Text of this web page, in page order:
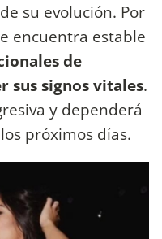
su evolución. Por
encuentra estable
de
sus signos vitales.
y dependerá
próximos días.